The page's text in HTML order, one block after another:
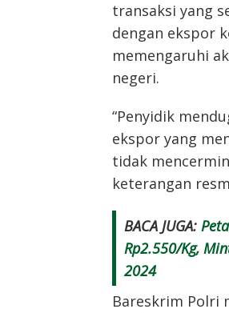
transaksi yang
dengan ekspor
memengaruhi
negeri.
“Penyidik
ekspor yang
tidak
keterangan
BACA JUGA:
Rp2.550/Kg,
2024
Bareskrim Polri